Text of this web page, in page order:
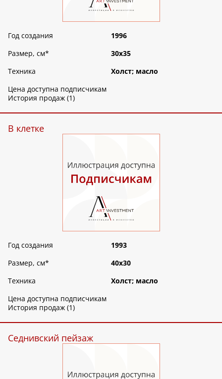
Год создания
1996
Размер, см*
30х35
Техника
Холст; масло
Цена доступна подписчикам
История продаж (1)
В клетке
Год создания
1993
Размер, см*
40х30
Техника
Холст; масло
Цена доступна подписчикам
История продаж (1)
Седнивский пейзаж